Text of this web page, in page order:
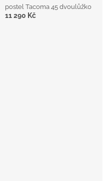
postel Tacoma 45 dvoulůžko
11 290 Kč